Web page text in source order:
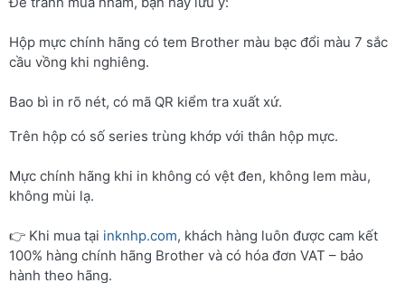
Hộp mực chính hãng có tem Brother màu bạc đổi màu 7 sắc
cầu vồng khi nghiêng.
Bao bì in rõ nét, có mã QR kiểm tra xuất xứ.
Trên hộp có số series trùng khớp với thân hộp mực.
Mực chính hãng khi in không có vệt đen, không lem màu,
không mùi lạ.
👉 Khi mua tại inknhp.com, khách hàng luôn được cam kết
100% hàng chính hãng Brother và có hóa đơn VAT – bảo
hành theo hãng.